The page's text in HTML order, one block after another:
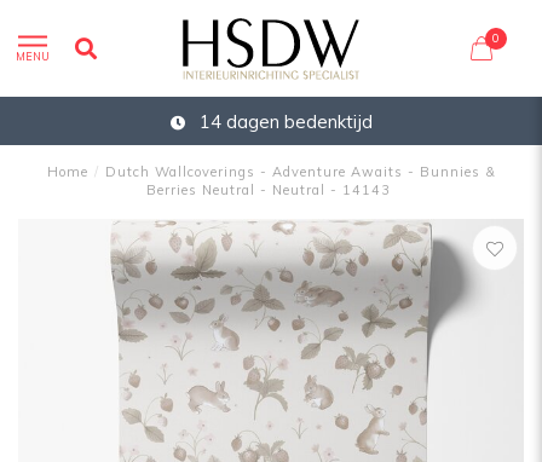
MENU
0
14 dagen bedenktijd
Home / Dutch Wallcoverings - Adventure Awaits - Bunnies &
Berries Neutral - Neutral - 14143